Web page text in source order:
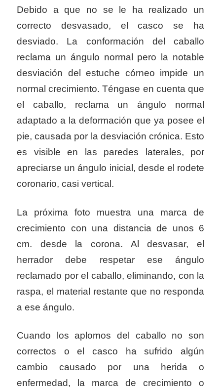
Debido a que no se le ha realizado un
correcto desvasado, el casco se ha
desviado. La conformación del caballo
reclama un ángulo normal pero la notable
desviación del estuche córneo impide un
normal crecimiento. Téngase en cuenta que
el caballo, reclama un ángulo normal
adaptado a la deformación que ya posee el
pie, causada por la desviación crónica. Esto
es visible en las paredes laterales, por
apreciarse un ángulo inicial, desde el rodete
coronario, casi vertical.
La próxima foto muestra una marca de
crecimiento con una distancia de unos 6
cm. desde la corona. Al desvasar, el
herrador debe respetar ese ángulo
reclamado por el caballo, eliminando, con la
raspa, el material restante que no responda
a ese ángulo.
Cuando los aplomos del caballo no son
correctos o el casco ha sufrido algún
cambio causado por una herida o
enfermedad, la marca de crecimiento o